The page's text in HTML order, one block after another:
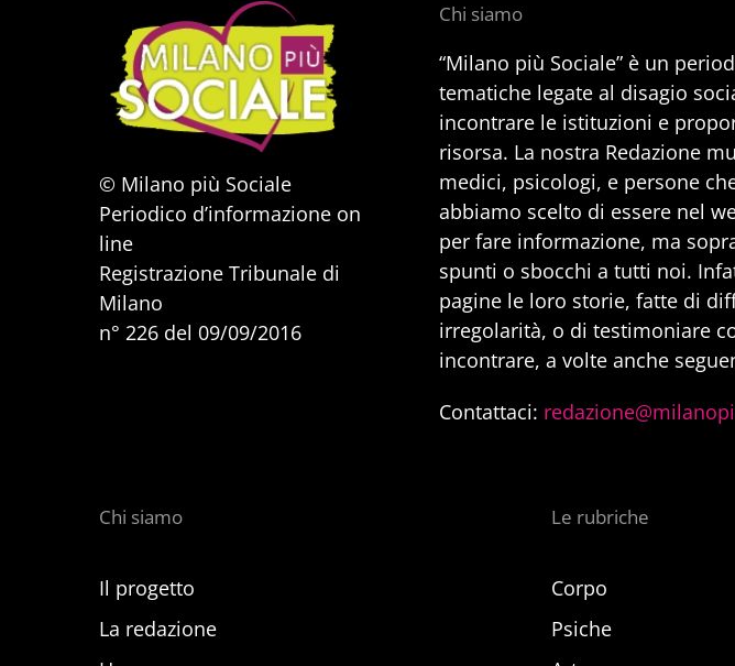
© Milano più Sociale
Periodico d’informazione on
line
Registrazione Tribunale di
Milano
n° 226 del 09/09/2016
Chi siamo
“Milano più Sociale” è un
tematiche legate al disagio
incontrare le istituzioni e
risorsa. La nostra Redazione
medici, psicologi, e persone
abbiamo scelto di essere nel
per fare informazione, ma
spunti o sbocchi a tutti noi.
pagine le loro storie, fatte di
irregolarità, o di testimoniare
incontrare, a volte anche
Contattaci:
Chi siamo
Il progetto
La redazione
Le rubriche
Corpo
Psiche